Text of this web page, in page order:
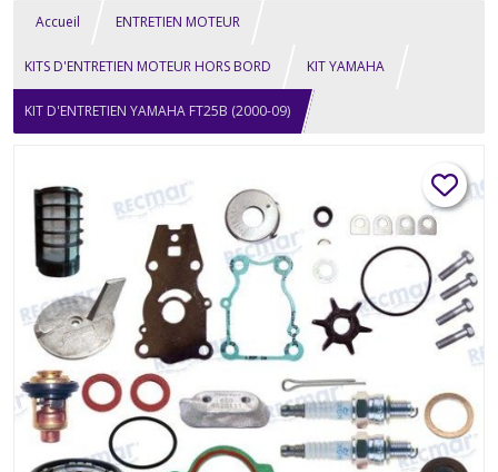
Accueil ENTRETIEN MOTEUR
KITS D'ENTRETIEN MOTEUR HORS BORD KIT YAMAHA
KIT D'ENTRETIEN YAMAHA FT25B (2000-09)